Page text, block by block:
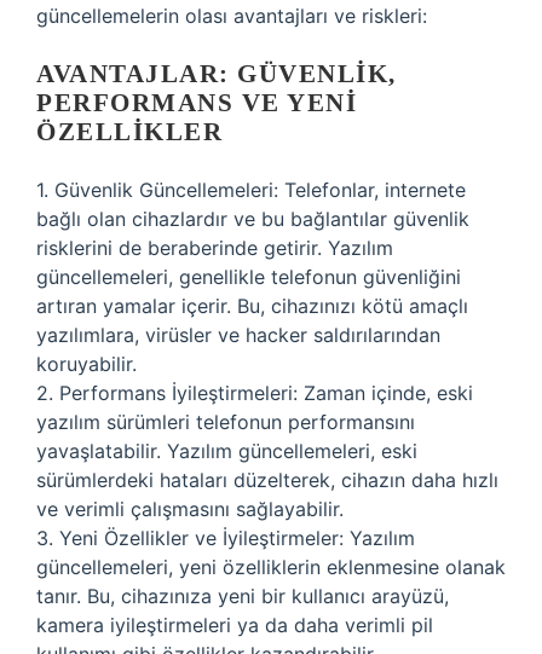
güncellemelerin olası avantajları ve riskleri:
AVANTAJLAR: GÜVENLIK,
PERFORMANS VE YENI
ÖZELLIKLER
1. Güvenlik Güncellemeleri: Telefonlar, internete
bağlı olan cihazlardır ve bu bağlantılar güvenlik
risklerini de beraberinde getirir. Yazılım
güncellemeleri, genellikle telefonun güvenliğini
artıran yamalar içerir. Bu, cihazınızı kötü amaçlı
yazılımlara, virüsler ve hacker saldırılarından
koruyabilir.
2. Performans İyileştirmeleri: Zaman içinde, eski
yazılım sürümleri telefonun performansını
yavaşlatabilir. Yazılım güncellemeleri, eski
sürümlerdeki hataları düzelterek, cihazın daha hızlı
ve verimli çalışmasını sağlayabilir.
3. Yeni Özellikler ve İyileştirmeler: Yazılım
güncellemeleri, yeni özelliklerin eklenmesine olanak
tanır. Bu, cihazınıza yeni bir kullanıcı arayüzü,
kamera iyileştirmeleri ya da daha verimli pil